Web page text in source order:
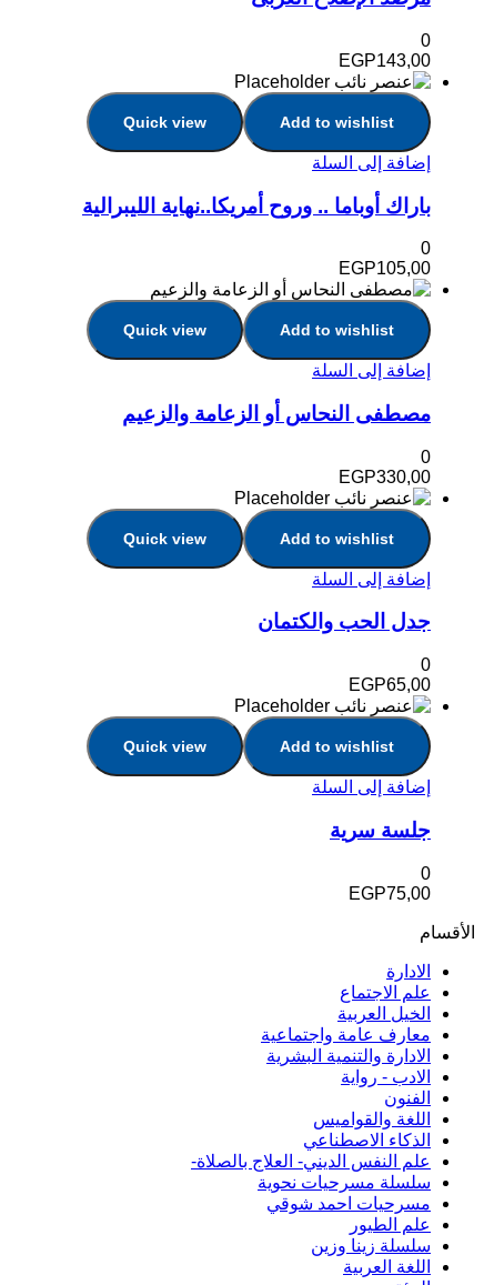
0
EGP143,00
Add to wishlist
Quick view
إضافة إلى السلة
باراك أوباما .. وروح أمريكا..نهاية الليبرالية
0
EGP105,00
Add to wishlist
Quick view
إضافة إلى السلة
مصطفى النحاس أو الزعامة والزعيم
0
EGP330,00
Add to wishlist
Quick view
إضافة إلى السلة
جدل الحب والكتمان
0
EGP65,00
Add to wishlist
Quick view
إضافة إلى السلة
جلسة سرية
0
EGP75,00
الأقسام
الادارة
علم الاجتماع
الخيل العربية
معارف عامة واجتماعية
الادارة والتنمية البشرية
الادب - رواية
الفنون
اللغة والقواميس
الذكاء الاصطناعي
علم النفس الديني- العلاج بالصلاة-
سلسلة مسرحيات نحوية
مسرحيات احمد شوقي
علم الطيور
سلسلة زينا وزين
اللغة العربية